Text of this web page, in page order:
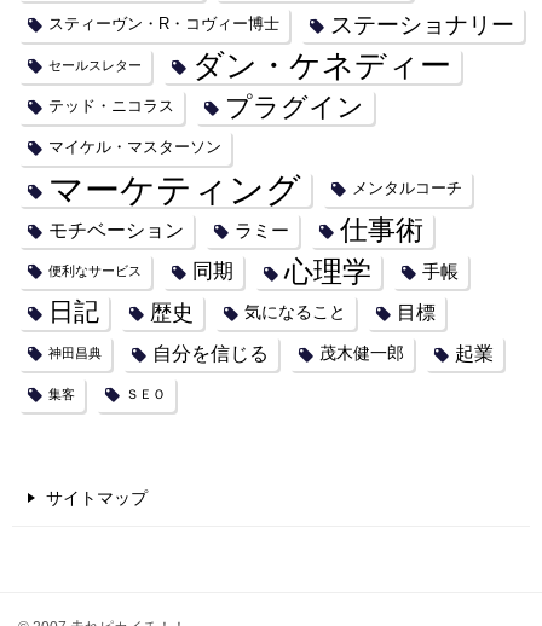
スティーヴン・R・コヴィー博士 ステーショナリー
セールスレター ダン・ケネディー
テッド・ニコラス プラグイン
マイケル・マスターソン
マーケティング メンタルコーチ
モチベーション ラミー 仕事術
便利なサービス 同期 心理学 手帳
日記 歴史 気になること 目標
神田昌典 自分を信じる 茂木健一郎 起業
集客 ＳＥＯ
サイトマップ